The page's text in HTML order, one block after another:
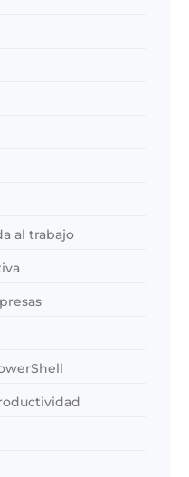
al trabajo